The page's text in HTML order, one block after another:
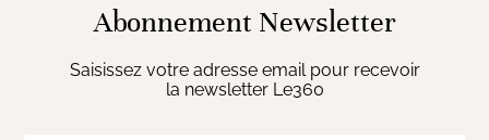
Abonnement Newsletter
Saisissez votre adresse email pour recevoir
la newsletter Le360